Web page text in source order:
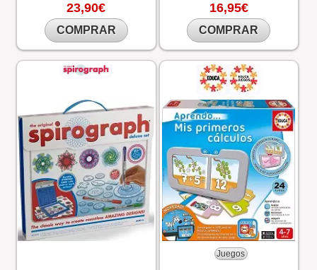
23,90€
COMPRAR
16,95€
COMPRAR
Juegos